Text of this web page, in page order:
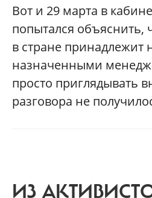
Вот и 29 марта в
попытался объяснить,
в стране принадлежит
назначенными
просто приглядывать
разговора не
ИЗ